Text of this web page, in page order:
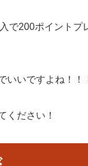
で200ポイントプ
いいですよね！！
ください！